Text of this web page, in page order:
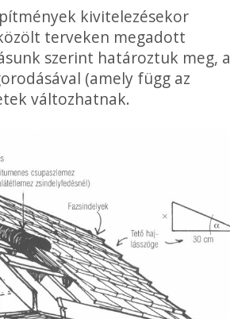
kivitelezésekor
terveken megadott
szerint határoztuk meg, a
(amely függ az
változhatnak.